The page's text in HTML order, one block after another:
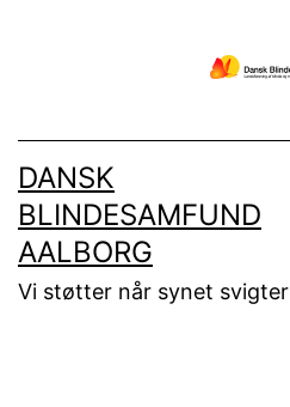
DANSK
BLINDESAMFUND
AALBORG
Vi støtter når synet svigter